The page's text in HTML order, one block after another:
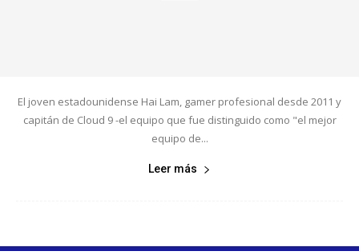
El joven estadounidense Hai Lam, gamer profesional desde 2011 y
capitán de Cloud 9 -el equipo que fue distinguido como "el mejor
equipo de...
Leer más